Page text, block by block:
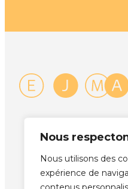
Nous
Nous utilisons des
expérience de